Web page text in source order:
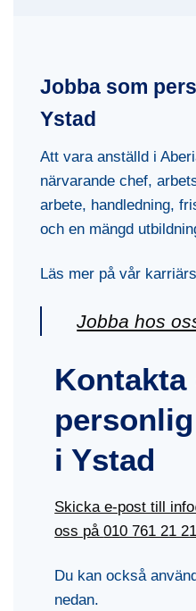
Jobba som
Ystad
Att vara anställd i
närvarande chef,
arbete, handledning,
och en mängd
Läs mer på vår
Jobba hos
Kontakta
i Ystad
Skicka e-post till
oss på010 761 21 21
Du kan också
nedan.